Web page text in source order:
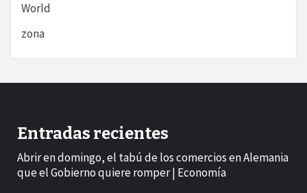
World
zona
Entradas recientes
Abrir en domingo, el tabú de los comercios en Alemania
que el Gobierno quiere romper | Economía